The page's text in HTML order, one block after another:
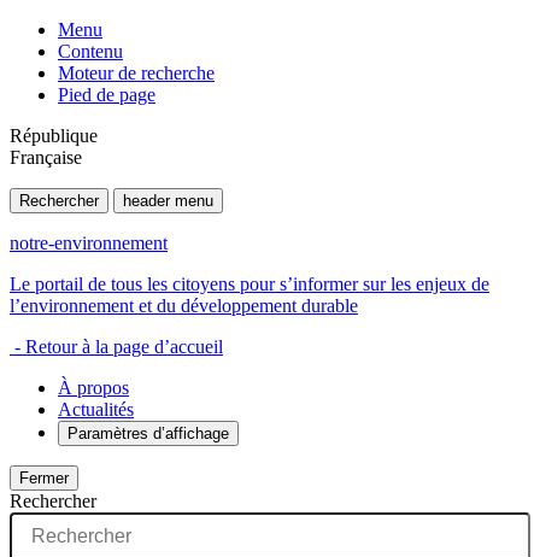
Menu
Contenu
Moteur de recherche
Pied de page
République
Française
Rechercher header menu
notre-environnement
Le portail de tous les citoyens pour s’informer sur les enjeux de
l’environnement et du développement durable
- Retour à la page d’accueil
À propos
Actualités
Paramètres d’affichage
Fermer
Rechercher